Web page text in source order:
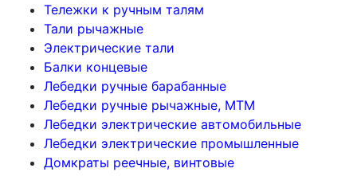
Тележки к ручным талям
Тали рычажные
Электрические тали
Балки концевые
Лебедки ручные барабанные
Лебедки ручные рычажные, МТМ
Лебедки электрические автомобильные
Лебедки электрические промышленные
Домкраты реечные, винтовые